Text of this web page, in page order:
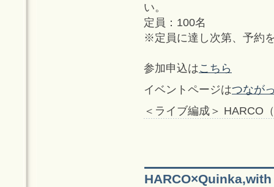
い。
定員：100名
※定員に達し次第、予約
参加申込はこちら
イベントページはつなが
＜ライブ編成＞ HARCO